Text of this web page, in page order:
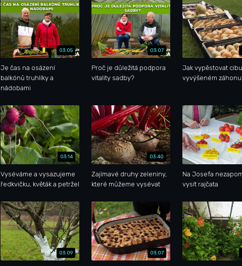
03:05
Je čas na osázení
balkónů truhlíky a
nádobami
03:07
Proč je důležitá podpora
vitality sadby?
Jak vypěstovat
vyvýšeném
03:14
Vyséváme a vysazujeme
ředkvičku, květák a petržel
03:40
Zajímavé druhy zeleniny,
které můžeme vysévat
Na Josefa
vysít rajčata
03:09 03:07